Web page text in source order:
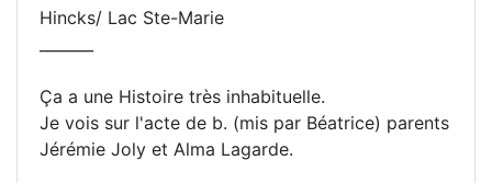
Hincks/ Lac Ste-Marie
Ça a une Histoire très inhabituelle.
Je vois sur l'acte de b. (mis par Béatrice) parents
Jérémie Joly et Alma Lagarde.